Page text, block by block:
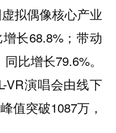
拟偶像核心产业
长68.8%；带动
比增长79.6%。
VR演唱会由线下
值突破1087万，